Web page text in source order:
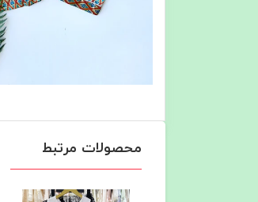
محصولات مرتبط